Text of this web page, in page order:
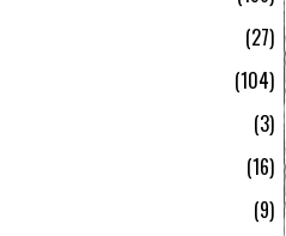
27
104
3
16
9